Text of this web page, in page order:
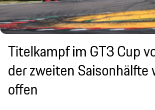
Titelkampf im GT3 Cup
der zweiten Saisonhälfte
offen